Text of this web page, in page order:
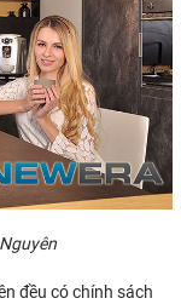
đều có chính sách